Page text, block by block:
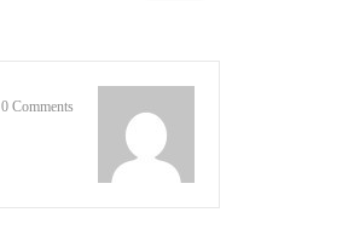
0 Comments